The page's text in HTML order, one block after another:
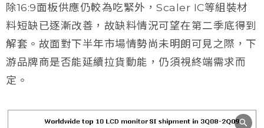
除16:9面板供應仍較為吃緊外，Scaler IC等組裝材
料短缺已逐漸改善，故缺料情況可望在第二季底得到
解套。故面對下半年市場情勢尚未明朗可見之際，下
游品牌商是否能延續拉貨動能，仍須視終端需求而
定。